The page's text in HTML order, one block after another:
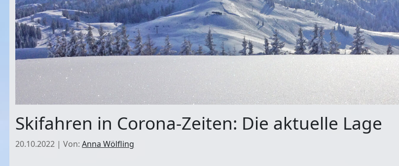
Skifahren in Corona-Zeiten: Die aktuelle Lage
20.10.2022 |Von:Anna Wölfling